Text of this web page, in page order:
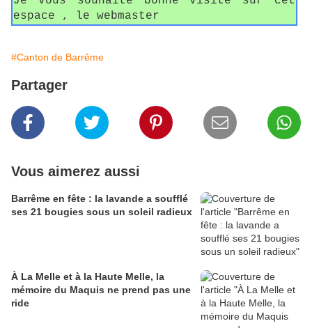
espace , le webmaster
#Canton de Barrême
Partager
Vous aimerez aussi
Barrême en fête : la lavande a soufflé
ses 21 bougies sous un soleil radieux
À La Melle et à la Haute Melle, la
mémoire du Maquis ne prend pas une
ride